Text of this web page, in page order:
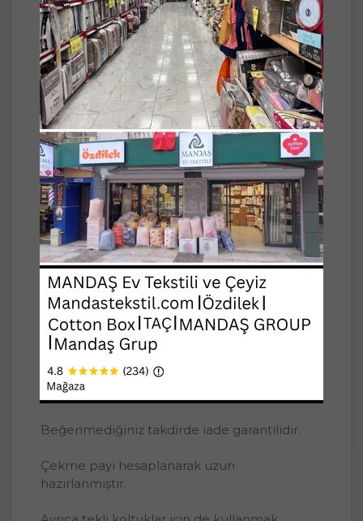
dokunmuş, dekoratif ve çok amaçlı örtüdür.
Odanızın havasını değiştirecek Alinda koltuk
örtüleri hem dekorasyon, hem de koruma
amaçlı kullanılmaktadır.
Farklı renk seçenekleri mevcuttur. Kaliteli
dokusu sayesinde uzun ömürlü
kullanılabilmektedir. Doğal pamuk
yapısından kaynaklı, ilk yıkamadan sonra
gerçek formuna kavuşacaktır.
30 derecede yıkanması tavsiye edilir.
İp özelliği sayesinde kolay kolay kaymaz.
Terletmez, yakmaz, özellikle 4 mevsim keyifle
kullanabileceğiniz bir üründür.
Orijinal görünüşlüdür, saçaklıdır.
İster saçaklı kullanın ister saçakları koltuğun
altına sıkıştırarak sade kullanın.
Beğenmediğiniz takdirde iade garantilidir.
Çekme payı hesaplanarak uzun
hazırlanmıştır.